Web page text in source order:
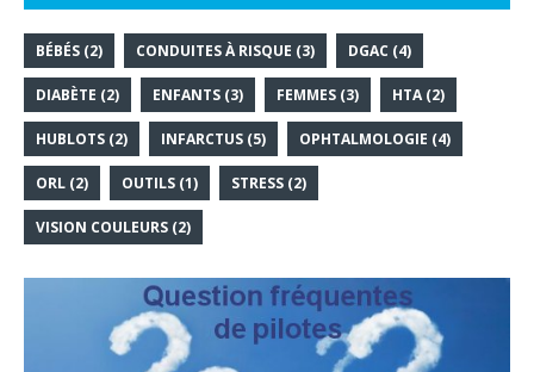
BÉBÉS (2) CONDUITES À RISQUE (3) DGAC (4)
DIABÈTE (2) ENFANTS (3) FEMMES (3) HTA (2)
HUBLOTS (2) INFARCTUS (5) OPHTALMOLOGIE (4)
ORL (2) OUTILS (1) STRESS (2)
VISION COULEURS (2)